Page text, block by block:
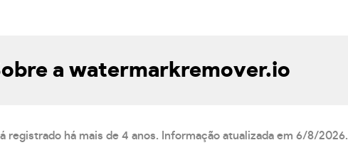
a watermarkremover.io
registrado há mais de 4 anos. Informação atualizada em 6/8/2026.